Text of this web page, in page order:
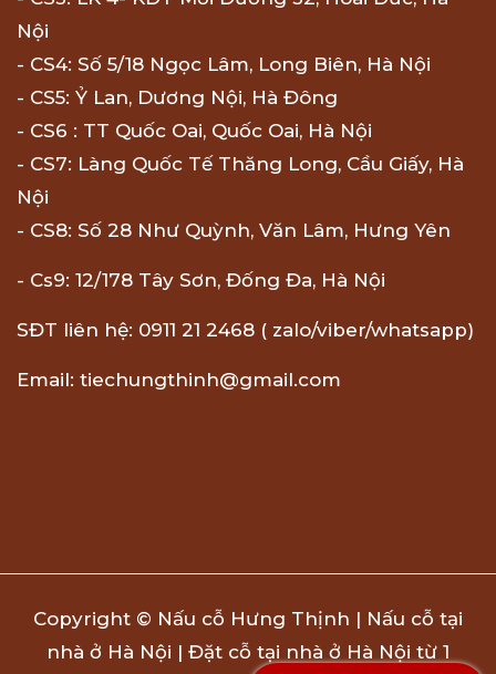
Nội
- CS4: Số 5/18 Ngọc Lâm, Long Biên, Hà Nội
- CS5: Ỷ Lan, Dương Nội, Hà Đông
- CS6 : TT Quốc Oai, Quốc Oai, Hà Nội
- CS7: Làng Quốc Tế Thăng Long, Cầu Giấy, Hà
Nội
- CS8: Số 28 Như Quỳnh, Văn Lâm, Hưng Yên
- Cs9: 12/178 Tây Sơn, Đống Đa, Hà Nội
SĐT liên hệ: 0911 21 2468 ( zalo/viber/whatsapp)
Email: tiechungthinh@gmail.com
Copyright © Nấu cỗ Hưng Thịnh | Nấu cỗ tại
nhà ở Hà Nội | Đặt cỗ tại nhà ở Hà Nội từ 1